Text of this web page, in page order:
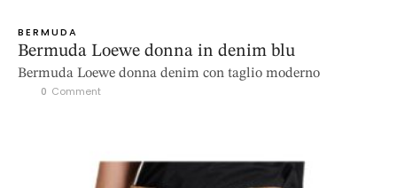
BERMUDA
Bermuda Loewe donna in denim blu
Bermuda Loewe donna denim con taglio moderno
0 Comment